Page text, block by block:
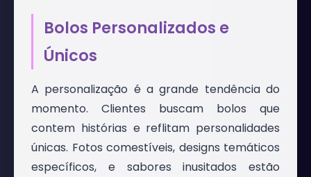
Bolos Personalizados e
Únicos
A personalização é a grande tendência do
momento. Clientes buscam bolos que
contem histórias e reflitam personalidades
únicas. Fotos comestíveis, designs temáticos
específicos, e sabores inusitados estão